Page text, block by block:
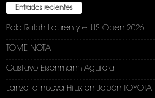
Entradas recientes
Polo Ralph Lauren y el US Open 2026
TOME NOTA
Gustavo Eisenmann Aguilera
Lanza la nueva Hilux en Japón TOYOTA